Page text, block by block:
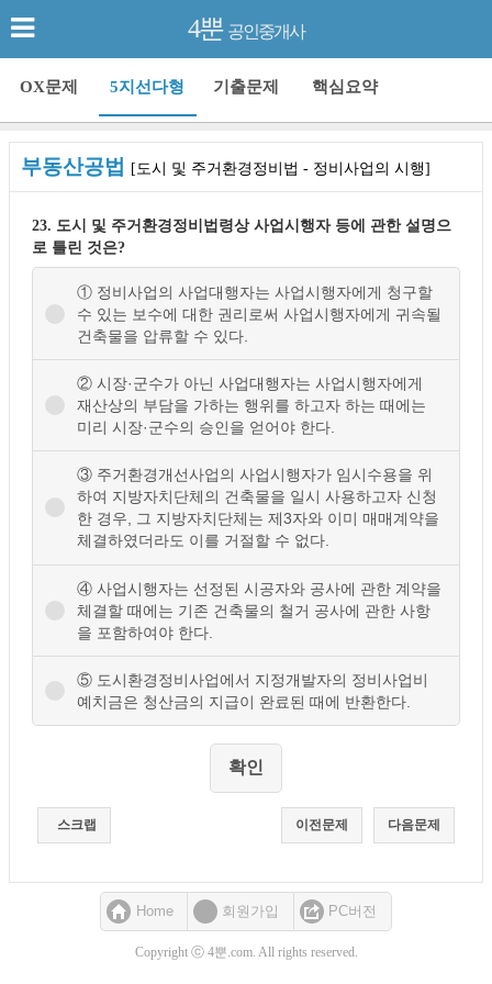
4뿐 공인중개사
OX문제 5지선다형 기출문제 핵심요약
부동산공법 [도시 및 주거환경정비법 - 정비사업의 시행]
23. 도시 및 주거환경정비법령상 사업시행자 등에 관한 설명으
로 틀린 것은?
① 정비사업의 사업대행자는 사업시행자에게 청구할
수 있는 보수에 대한 권리로써 사업시행자에게 귀속될
건축물을 압류할 수 있다.
② 시장·군수가 아닌 사업대행자는 사업시행자에게
재산상의 부담을 가하는 행위를 하고자 하는 때에는
미리 시장·군수의 승인을 얻어야 한다.
③ 주거환경개선사업의 사업시행자가 임시수용을 위
하여 지방자치단체의 건축물을 일시 사용하고자 신청
한 경우, 그 지방자치단체는 제3자와 이미 매매계약을
체결하였더라도 이를 거절할 수 없다.
④ 사업시행자는 선정된 시공자와 공사에 관한 계약을
체결할 때에는 기존 건축물의 철거 공사에 관한 사항
을 포함하여야 한다.
⑤ 도시환경정비사업에서 지정개발자의 정비사업비
예치금은 청산금의 지급이 완료된 때에 반환한다.
스크랩 다음문제
이전문제
Home 회원가입 PC버전
Copyright ⓒ 4뿐.com. All rights reserved.